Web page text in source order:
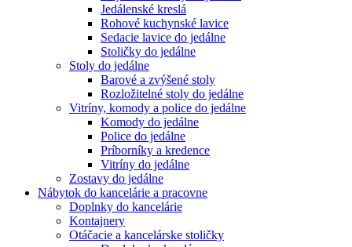
Jedálenské kreslá
Rohové kuchynské lavice
Sedacie lavice do jedálne
Stoličky do jedálne
Stoly do jedálne
Barové a zvýšené stoly
Rozložitelné stoly do jedálne
Vitríny, komody a police do jedálne
Komody do jedálne
Police do jedálne
Príborníky a kredence
Vitríny do jedálne
Zostavy do jedálne
Nábytok do kancelárie a pracovne
Doplnky do kancelárie
Kontajnery
Otáčacie a kancelárske stoličky